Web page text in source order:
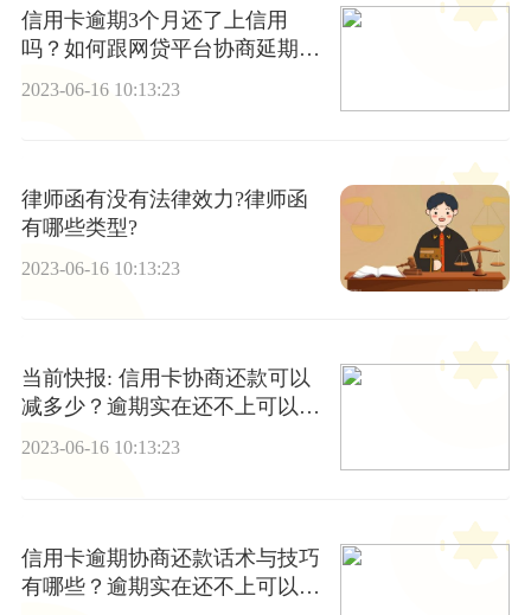
信用卡逾期3个月还了上信用
吗？如何跟网贷平台协商延期还
2023-06-16 10:13:23
律师函有没有法律效力?律师函
有哪些类型?
2023-06-16 10:13:23
当前快报: 信用卡协商还款可以
减多少？逾期实在还不上可以选
择协商吗？
2023-06-16 10:13:23
信用卡逾期协商还款话术与技巧
有哪些？逾期实在还不上可以选